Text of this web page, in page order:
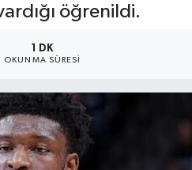
öğrenildi.
1 DK
OKUNMA SÜRESI